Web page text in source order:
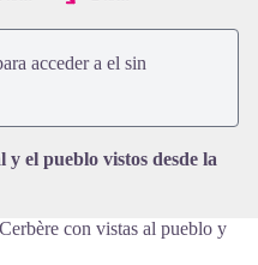
picture in full screen
acceder a el sin
el pueblo vistos desde la
con vistas al pueblo y